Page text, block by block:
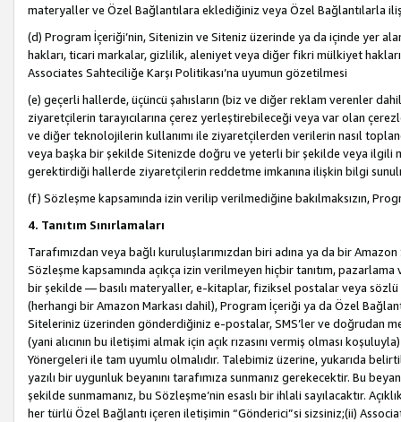
materyaller ve Özel Bağlantılara eklediğiniz veya Özel Bağlantılarla
(d) Program İçeriği’nin, Sitenizin ve Siteniz üzerinde ya da içinde yer
hakları, ticari markalar, gizlilik, aleniyet veya diğer fikri mülkiyet
Associates Sahteciliğe Karşı Politikası’na uyumun gözetilmesi
(e) geçerli hallerde, üçüncü şahısların (biz ve diğer reklam verenler
ziyaretçilerin tarayıcılarına çerez yerleştirebileceği veya var olan
ve diğer teknolojilerin kullanımı ile ziyaretçilerden verilerin nasıl
veya başka bir şekilde Sitenizde doğru ve yeterli bir şekilde veya ilgili
gerektirdiği hallerde ziyaretçilerin reddetme imkanına ilişkin bilgi
(f) Sözleşme kapsamında izin verilip verilmediğine bakılmaksızın,
4. Tanıtım Sınırlamaları
Tarafımızdan veya bağlı kuruluşlarımızdan biri adına ya da bir
Sözleşme kapsamında açıkça izin verilmeyen hiçbir tanıtım,
bir şekilde — basılı materyaller, e-kitaplar, fiziksel postalar veya sözlü
(herhangi bir Amazon Markası dahil), Program İçeriği ya da Özel
Siteleriniz üzerinden gönderdiğiniz e-postalar, SMS’ler ve doğrudan
(yani alıcının bu iletişimi almak için açık rızasını vermiş olması
Yönergeleri ile tam uyumlu olmalıdır. Talebimiz üzerine, yukarıda
yazılı bir uygunluk beyanını tarafımıza sunmanız gerekecektir. Bu
şekilde sunmamanız, bu Sözleşme’nin esaslı bir ihlali sayılacaktır.
her türlü Özel Bağlantı içeren iletişimin “Gönderici”si sizsiniz;(ii)